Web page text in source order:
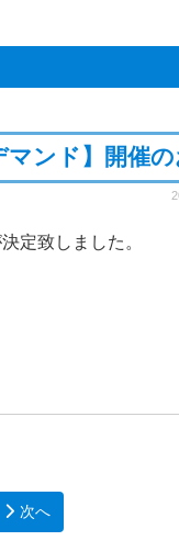
ンド】開催
定致しました。
次へ